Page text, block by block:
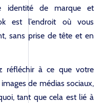
identité de marque et
est l’endroit où vous
sans prise de tête et en
réfléchir à ce que votre
de médias sociaux,
tant que cela est lié à